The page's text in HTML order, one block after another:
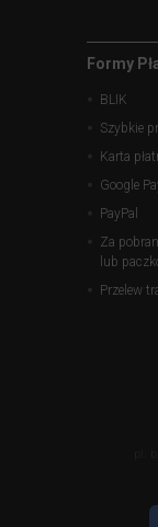
Formy
BLIK
Szybkie
Karta
Google
PayPal
Za
lub
Przelew